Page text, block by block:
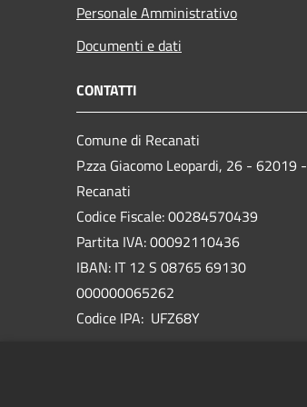
Personale Amministrativo
Documenti e dati
CONTATTI
Comune di Recanati
P.zza Giacomo Leopardi, 26 - 62019 -
Recanati
Codice Fiscale: 00284570439
Partita IVA: 00092110436
IBAN: IT 12 S 08765 69130
000000065262
Codice IPA: UFZ68Y